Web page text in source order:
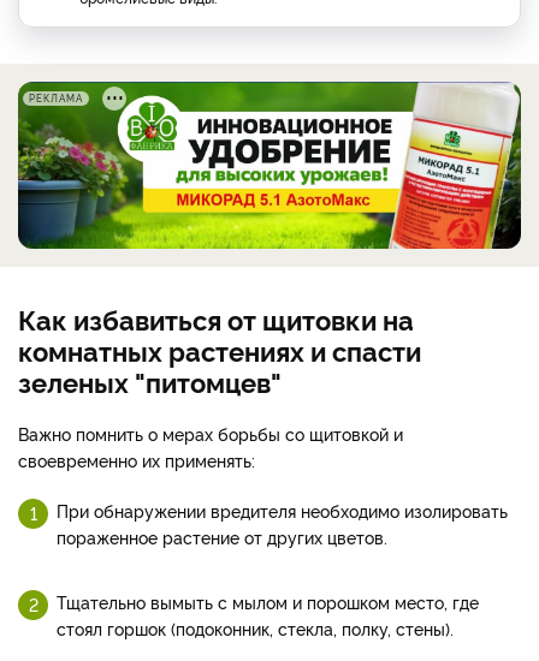
РЕКЛАМА
Как избавиться от щитовки на
комнатных растениях и спасти
зеленых "питомцев"
Важно помнить о мерах борьбы со щитовкой и
своевременно их применять:
При обнаружении вредителя необходимо изолировать
пораженное растение от других цветов.
Тщательно вымыть с мылом и порошком место, где
стоял горшок (подоконник, стекла, полку, стены).